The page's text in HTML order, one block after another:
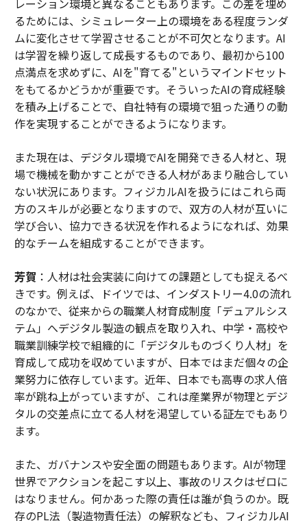
レーション環境と異なることもあります。この差を埋め
るためには、シミュレーター上の環境をある程度ランダ
ムに変化させて学習させることが不可欠となります。AI
は学習を繰り返して成長するものであり、最初から100
点満点を求めずに、AIを"育てる"というマインドセット
をもてるかどうかが重要です。そういったAIの育成経験
を積み上げることで、自社特有の環境で狙った通りの動
作を実現することができるようになります。
また現在は、デジタル環境でAIを開発できる人材と、現
場で機械を動かすことができる人材があまり融合してい
ない状況にあります。フィジカルAIを扱うにはこれら両
方のスキルが必要となりますので、双方の人材が互いに
学び合い、協力できる状況を作れるようになれば、効果
的なチームを組成することができます。
芳賀 ：人材は社会実装に向けての課題としても捉えるべ
きです。例えば、ドイツでは、インダストリー4.0の流れ
のなかで、従来からの職業人材育成制度「デュアルシス
テム」へデジタル製造の観点を取り入れ、中学・高校や
職業訓練学校で組織的に「デジタルものづくり人材」を
育成して成功を収めていますが、日本ではまだ個々の企
業努力に依存しています。近年、日本でも高専の求人倍
率が跳ね上がっていますが、これは産業界が物理とデジ
タルの交差点に立てる人材を渇望している証左でもあり
ます。
また、ガバナンスや安全面の問題もあります。AIが物理
世界でアクションを起こす以上、事故のリスクはゼロに
はなりません。何かあった際の責任は誰が負うのか。既
存のPL法（製造物責任法）の解釈なども、フィジカルAI